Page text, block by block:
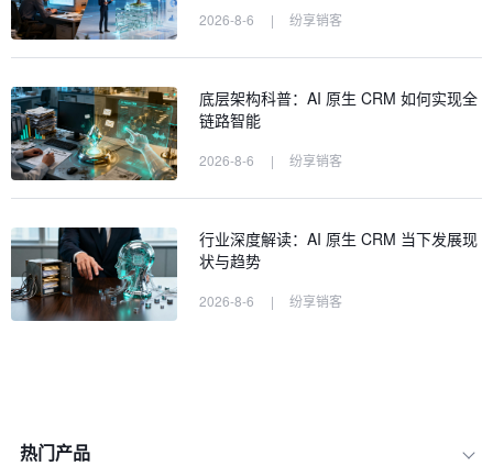
2026-8-6 | 纷享销客
底层架构科普：AI 原生 CRM 如何实现全
链路智能
2026-8-6 | 纷享销客
行业深度解读：AI 原生 CRM 当下发展现
状与趋势
2026-8-6 | 纷享销客
热门产品